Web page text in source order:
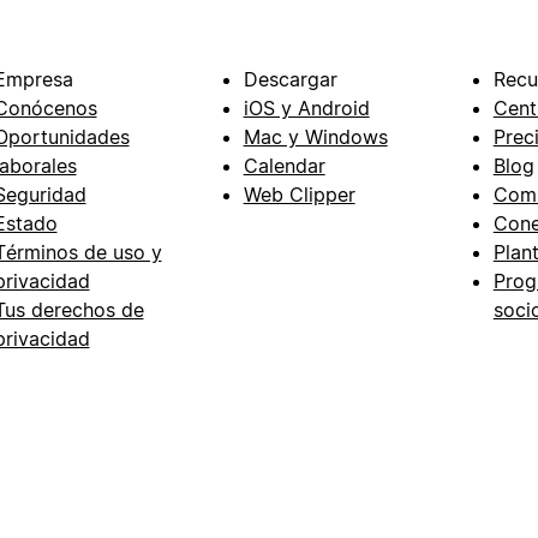
de uso y
derechos de
Descargar
iOS y Android
Mac y Windows
Calendar
Web Clipper
Blog